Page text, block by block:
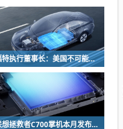
福特执行董事长：美国不可能永远把中国车企挡在门外 进来也有信心击败
联想拯救者C700掌机本月发布：掌中玩3A 畅玩9小时不插电